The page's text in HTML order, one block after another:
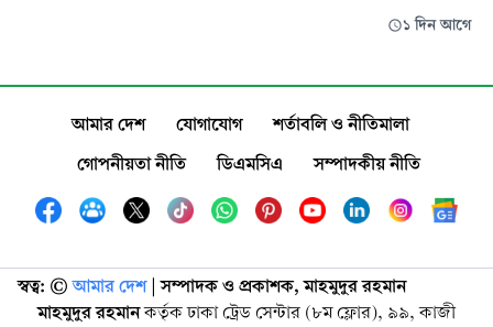
১ দিন আগে
আমার দেশ যোগাযোগ
শর্তাবলি ও নীতিমালা
গোপনীয়তা নীতি
ডিএমসিএ সম্পাদকীয় নীতি
স্বত্ব: ©️ আমার দেশ| সম্পাদক ও প্রকাশক, মাহমুদুর রহমান
মাহমুদুর রহমানকর্তৃক ঢাকা ট্রেড সেন্টার (৮ম ফ্লোর), ৯৯, কাজী